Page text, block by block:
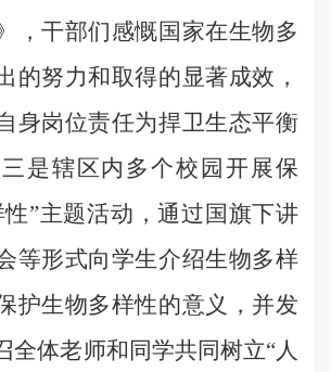
，干部们感慨国家在生物多
的努力和取得的显著成效，
身岗位责任为捍卫生态平衡
是辖区内多个校园开展保
”主题活动，通过国旗下讲
等形式向学生介绍生物多样
护生物多样性的意义，并发
全体老师和同学共同树立“人